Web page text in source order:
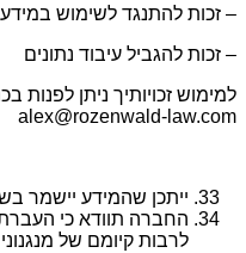
– זכות להתנגד לשימוש במידע
– זכות להגביל עיבוד נתונים
למימוש זכויותיך ניתן לפנות
alex@rozenwald-law.com
ייתכן שהמידע יישמר
החברה תוודא כי העברת
לרבות קיומם של